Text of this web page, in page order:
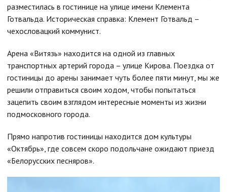
разместилась в гостинице на улице имени Клемента
Готвальда. Историческая справка: Клемент Готвальд –
чехословацкий коммунист.
Арена «Витязь» находится на одной из главных
транспортных артерий города – улице Кирова. Поездка от
гостиницы до арены занимает чуть более пяти минут, мы же
решили отправиться своим ходом, чтобы попытаться
зацепить своим взглядом интересные моменты из жизни
подмосковного города.
Прямо напротив гостиницы находится дом культуры
«Октябрь», где совсем скоро подольчане ожидают приезд
«Белорусских песняров».